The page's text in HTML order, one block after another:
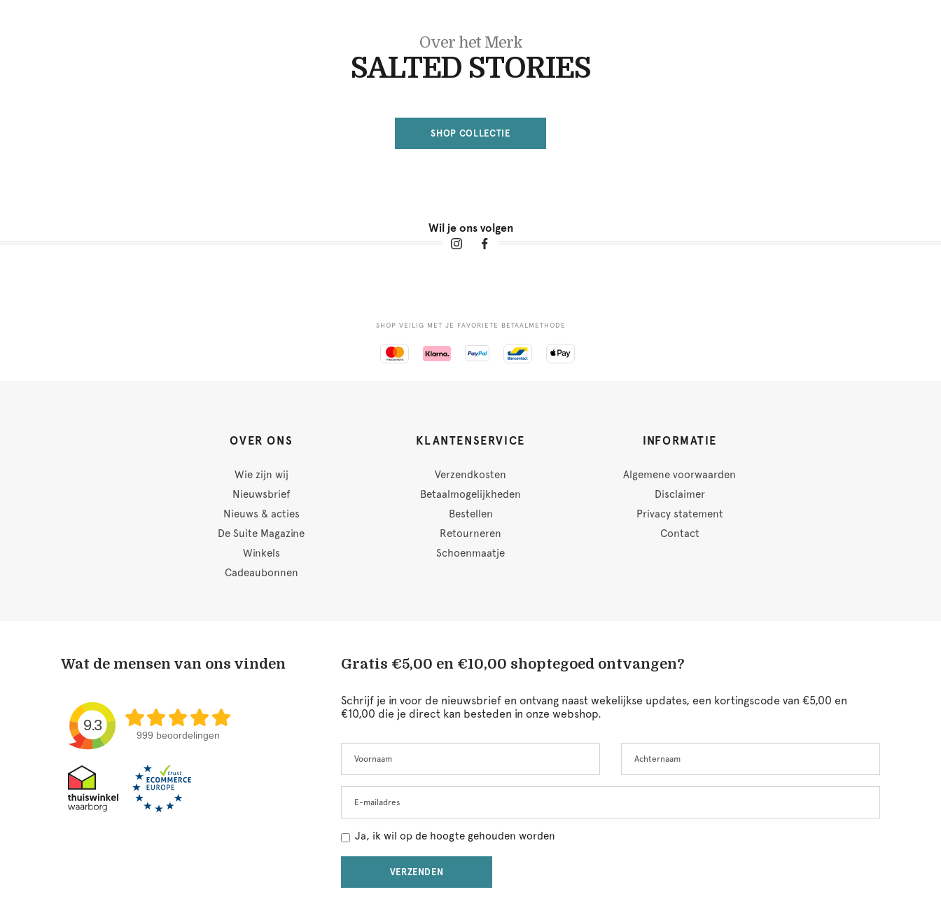
Over het Merk
SALTED STORIES
SHOP COLLECTIE
Wil je ons volgen
SHOP VEILIG MET JE FAVORIETE BETAALMETHODE
OVER ONS
Wie zijn wij
Nieuwsbrief
Nieuws & acties
De Suite Magazine
Winkels
Cadeaubonnen
KLANTENSERVICE
Verzendkosten
Betaalmogelijkheden
Bestellen
Retourneren
Schoenmaatje
INFORMATIE
Algemene voorwaarden
Disclaimer
Privacy statement
Contact
Wat de mensen van ons vinden
9.3
999 beoordelingen
Gratis €5,00 en €10,00 shoptegoed ontvangen?
Schrijf je in voor de nieuwsbrief en ontvang naast wekelijkse updates, een kortingscode van €5,00 en
€10,00 die je direct kan besteden in onze webshop.
this
field
blank
Ja, ik wil op de hoogte gehouden worden
VERZENDEN